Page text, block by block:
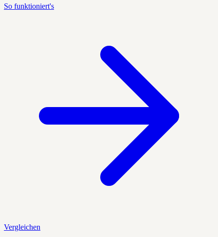
So funktioniert's
Vergleichen